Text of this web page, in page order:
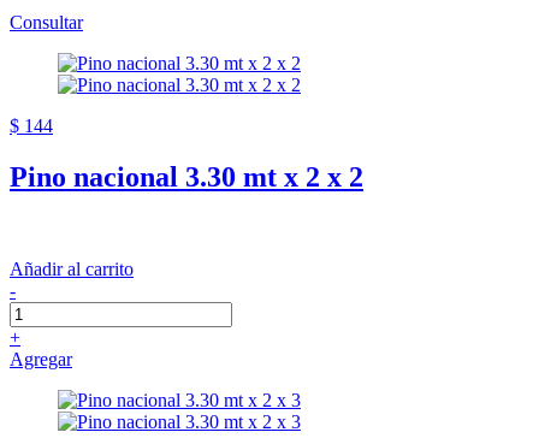
Consultar
$ 144
Pino nacional 3.30 mt x 2 x 2
Añadir al carrito
-
+
Agregar